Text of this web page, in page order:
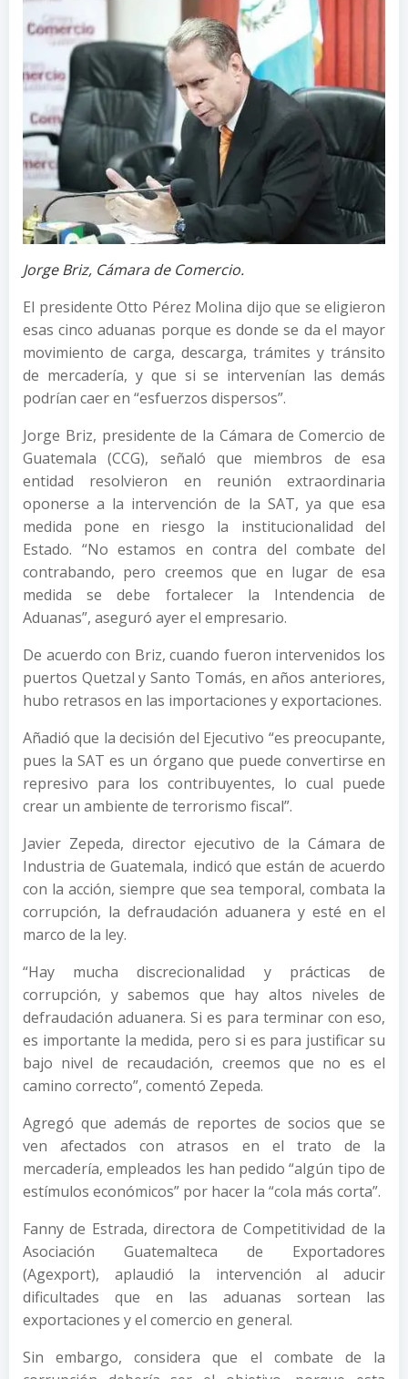
Jorge Briz, Cámara de Comercio.
El presidente Otto Pérez Molina dijo que se eligieron
esas cinco aduanas porque es donde se da el mayor
movimiento de carga, descarga, trámites y tránsito
de mercadería, y que si se intervenían las demás
podrían caer en “esfuerzos dispersos”.
Jorge Briz, presidente de la Cámara de Comercio de
Guatemala (CCG), señaló que miembros de esa
entidad resolvieron en reunión extraordinaria
oponerse a la intervención de la SAT, ya que esa
medida pone en riesgo la institucionalidad del
Estado. “No estamos en contra del combate del
contrabando, pero creemos que en lugar de esa
medida se debe fortalecer la Intendencia de
Aduanas”, aseguró ayer el empresario.
De acuerdo con Briz, cuando fueron intervenidos los
puertos Quetzal y Santo Tomás, en años anteriores,
hubo retrasos en las importaciones y exportaciones.
Añadió que la decisión del Ejecutivo “es preocupante,
pues la SAT es un órgano que puede convertirse en
represivo para los contribuyentes, lo cual puede
crear un ambiente de terrorismo fiscal”.
Javier Zepeda, director ejecutivo de la Cámara de
Industria de Guatemala, indicó que están de acuerdo
con la acción, siempre que sea temporal, combata la
corrupción, la defraudación aduanera y esté en el
marco de la ley.
“Hay mucha discrecionalidad y prácticas de
corrupción, y sabemos que hay altos niveles de
defraudación aduanera. Si es para terminar con eso,
es importante la medida, pero si es para justificar su
bajo nivel de recaudación, creemos que no es el
camino correcto”, comentó Zepeda.
Agregó que además de reportes de socios que se
ven afectados con atrasos en el trato de la
mercadería, empleados les han pedido “algún tipo de
estímulos económicos” por hacer la “cola más corta”.
Fanny de Estrada, directora de Competitividad de la
Asociación Guatemalteca de Exportadores
(Agexport), aplaudió la intervención al aducir
dificultades que en las aduanas sortean las
exportaciones y el comercio en general.
Sin embargo, considera que el combate de la